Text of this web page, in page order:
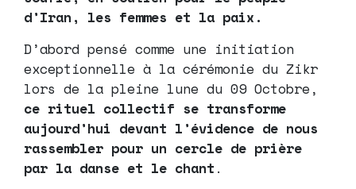
d’Iran, les femmes et la paix.
D’abord pensé comme une initiation
exceptionnelle à la cérémonie du Zikr
lors de la pleine lune du 09 Octobre,
ce rituel collectif se transforme
aujourd’hui devant l’évidence de nous
rassembler pour un cercle de prière
par la danse et le chant .